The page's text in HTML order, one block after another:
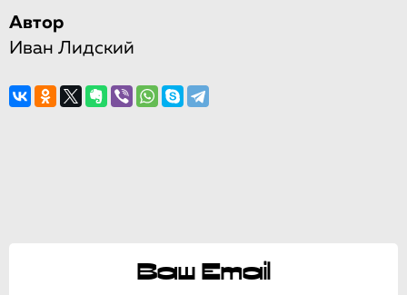
Автор
Иван Лидский
Ваш Email